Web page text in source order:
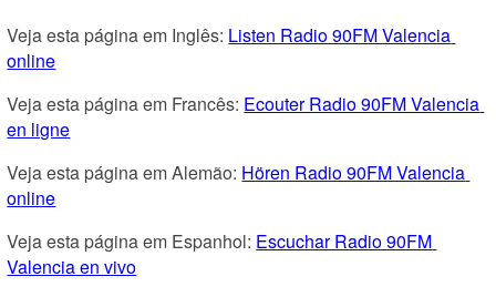
Veja esta página em Inglês: Listen Radio 90FM Valencia
online
Veja esta página em Francês: Ecouter Radio 90FM Valencia
en ligne
Veja esta página em Alemão: Hören Radio 90FM Valencia
online
Veja esta página em Espanhol: Escuchar Radio 90FM
Valencia en vivo